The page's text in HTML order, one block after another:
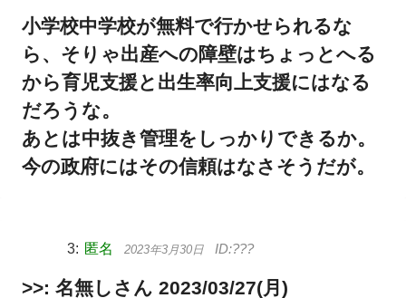
小学校中学校が無料で行かせられるな
ら、そりゃ出産への障壁はちょっとへる
から育児支援と出生率向上支援にはなる
だろうな。
あとは中抜き管理をしっかりできるか。
今の政府にはその信頼はなさそうだが。
匿名 2023年3月30日
>>: 名無しさん 2023/03/27(月)